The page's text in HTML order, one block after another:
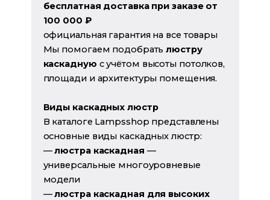
бесплатная доставка при заказе от
100 000 ₽
официальная гарантия на все товары
Мы помогаем подобратьлюстру
каскадную с учётом высоты потолков,
площади и архитектуры помещения.
Виды каскадных люстр
В каталоге Lampsshop представлены
основные виды каскадных люстр:
—люстра каскадная —
универсальные многоуровневые
модели
—люстра каскадная для высоких